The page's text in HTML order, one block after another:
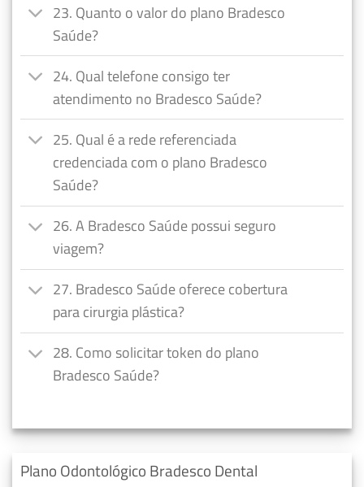
23. Quanto o valor do plano Bradesco
Saúde?
24. Qual telefone consigo ter
atendimento no Bradesco Saúde?
25. Qual é a rede referenciada
credenciada com o plano Bradesco
Saúde?
26. A Bradesco Saúde possui seguro
viagem?
27. Bradesco Saúde oferece cobertura
para cirurgia plástica?
28. Como solicitar token do plano
Bradesco Saúde?
Plano Odontológico Bradesco Dental